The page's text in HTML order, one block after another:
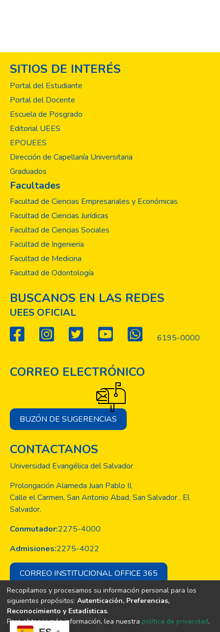
emociones y conducta. La liberación de
dopamina (que convierte a la música en uno
estimulan el sistema de recompensa), la
estimulación de áreas clave del cerebro
elementos con la religión al individuo ubican
a la música como un instrumento de
SITIOS DE INTERÉS
Portal del Estudiante
Portal del Docente
Escuela de Posgrado
Editorial UEES
EPOUEES
Dirección de Capellanía Universitaria
Graduados
Facultades
Facultad de Ciencias Empresariales y Económicas
Facultad de Ciencias Jurídicas
Facultad de Ciencias Sociales
Facultad de Ingenieria
Facultad de Medicina
Facultad de Odontología
BUSCANOS EN LAS REDES
UEES OFICIAL
6195-0000
CORREO ELECTRÓNICO
BUZÓN DE SUGERENCIAS
CONTACTANOS
Universidad Evangélica del Salvador
Prolongación Alameda Juan Pablo II,
Calle el Carmen, San Antonio Abad, San Salvador , El
Salvador.
Conmutador:2275-4000
Admisiones:2275-4022
CORREO INSTITUCIONAL OFFICE 365
Copyright © Todos los derechos son
de la Universidad Evangélica de El
Recopilamos y procesamos su información personal para los
siguientes propósitos: Autenticación, Preferencias,
Reconocimiento y Estadísticas.
Para obtener más información, lea nuestra política de privacidad.